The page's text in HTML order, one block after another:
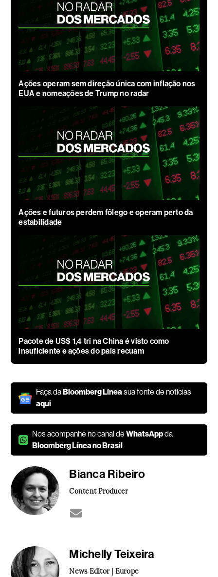
Ações operam sem direção única com inflação nos
EUA e nomeações de Trump no radar
Ações e futuros perdem fôlego e operam perto da
estabilidade
Pacote de US$ 1,4 tri na China é visto como
insuficiente e ações do país recuam
Faça da Bloomberg Líneasua fonte de notícias
aqui
Nos acompanhe no canal deWhatsAppda
Bloomberg Línea no Brasil
Bianca Ribeiro
Content Producer
Michelly Teixeira
News Editor | Europe